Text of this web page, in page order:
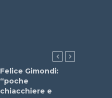
Felice Gimondi:
“poche
chiacchiere e